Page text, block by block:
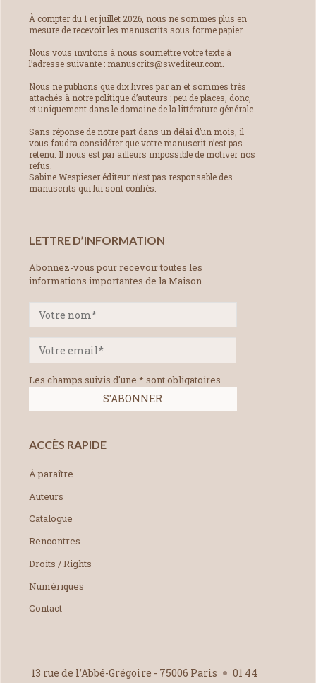
À compter du 1 er juillet 2026, nous ne sommes plus en
mesure de recevoir les manuscrits sous forme papier.
Nous vous invitons à nous soumettre votre texte à
l’adresse suivante : manuscrits@swediteur.com.
Nous ne publions que dix livres par an et sommes très
attachés à notre politique d’auteurs : peu de places, donc,
et uniquement dans le domaine de la littérature générale.
Sans réponse de notre part dans un délai d’un mois, il
vous faudra considérer que votre manuscrit n’est pas
retenu. Il nous est par ailleurs impossible de motiver nos
refus.
Sabine Wespieser éditeur n’est pas responsable des
manuscrits qui lui sont confiés.
LETTRE D’INFORMATION
Abonnez-vous pour recevoir toutes les
informations importantes de la Maison.
Les champs suivis d'une * sont obligatoires
ACCÈS RAPIDE
À paraître
Auteurs
Catalogue
Rencontres
Droits / Rights
Numériques
Contact
13 rue de l’Abbé-Grégoire - 75006 Paris
01 44